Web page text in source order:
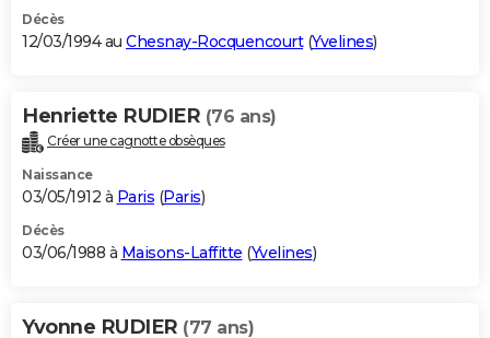
Décès
12/03/1994 au Chesnay-Rocquencourt(Yvelines)
Henriette RUDIER (76 ans)
Créer une cagnotte obsèques
Naissance
03/05/1912 à Paris (Paris)
Décès
03/06/1988 à Maisons-Laffitte (Yvelines)
Yvonne RUDIER (77 ans)